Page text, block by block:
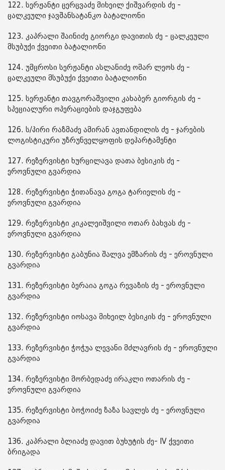
122. სერჟანტი ცერცვაძე მიხეილ ქიშვარდის ძე -
ცალკეული ჯავშანსატანკო ბატალიონი
123. კაპრალი შაინიძე გიორგი დავითის ძე - ცალკეული
მსუბუქი ქვეითი ბატალიონი
124. უმცროსი სერჟანტი ასლანიძე ომარ ლეოს ძე -
ცალკეული მსუბუქი ქვეითი ბატალიონი
125. სერჟანტი თავგორაშვილი კახაბერ გიორგის ძე -
სპეციალური ოპერაციების დაჯგუფება
126. ს/პირი რაზმაძე ამირან ავთანდილის ძე - ჯარების
ლოგისტიკური უზრუნველყოფის დეპარტამენტი
127. რეზერვისტი ხურცილავა დათა ბესიკის ძე -
ეროვნული გვარდია
128. რეზერვისტი ჭითანავა გოგა ტარიელის ძე -
ეროვნული გვარდია
129. რეზერვისტი კიკალეიშვილი ოთარ ბახვას ძე -
ეროვნული გვარდია
130. რეზერვისტი გაბუნია შალვა ემზარის ძე - ეროვნული
გვარდია
131. რეზერვისტი ბერაია გოგა რევაზის ძე - ეროვნული
გვარდია
132. რეზერვისტი იოსავა მიხეილ ბესიკის ძე - ეროვნული
გვარდია
133. რეზერვისტი ჭოჭუა ლევანი მძლავრის ძე - ეროვნული
გვარდია
134. რეზერვისტი მორბედაძე ირაკლი ოთარის ძე -
ეროვნული გვარდია
135. რეზერვისტი ბოჭოიძე ზაზა სავლეს ძე - ეროვნული
გვარდია
136. კაპრალი ბლიაძე დავით ბუხუტის ძე- IV ქვეითი
ბრიგადა